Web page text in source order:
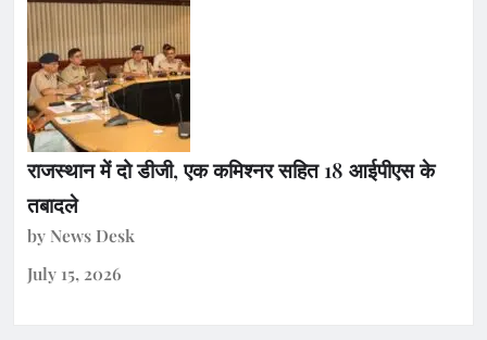
राजस्थान में दो डीजी, एक कमिश्नर सहित 18 आईपीएस के
तबादले
by News Desk
July 15, 2026